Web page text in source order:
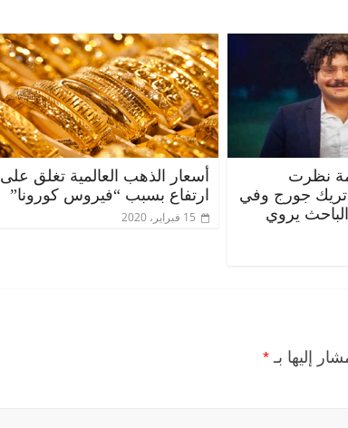
نظرت
جورج وفي
يروي
أسعار الذهب العالمية تغلق على
ارتفاع بسبب “فيروس كورونا”
15 فبراير، 2020
إليها بـ *